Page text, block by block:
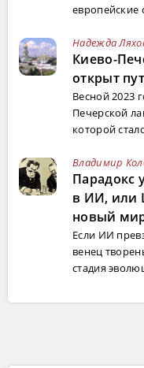
европейские
Надежда
Киево-
открыт
Весной 2023
Печерской
которой
Владимир
Парадокс
в ИИ, или
новый
Если ИИ
венец
стадия